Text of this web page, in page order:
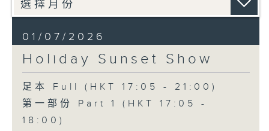
01/07/2026
Holiday Sunset Show
足本 Full (HKT 17:05 - 21:00)
第一部份 Part 1 (HKT 17:05 -
18:00)